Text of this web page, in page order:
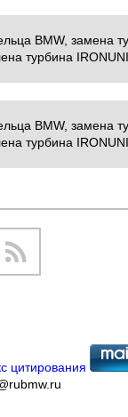
BMW, замена
турбина
BMW, замена
турбина